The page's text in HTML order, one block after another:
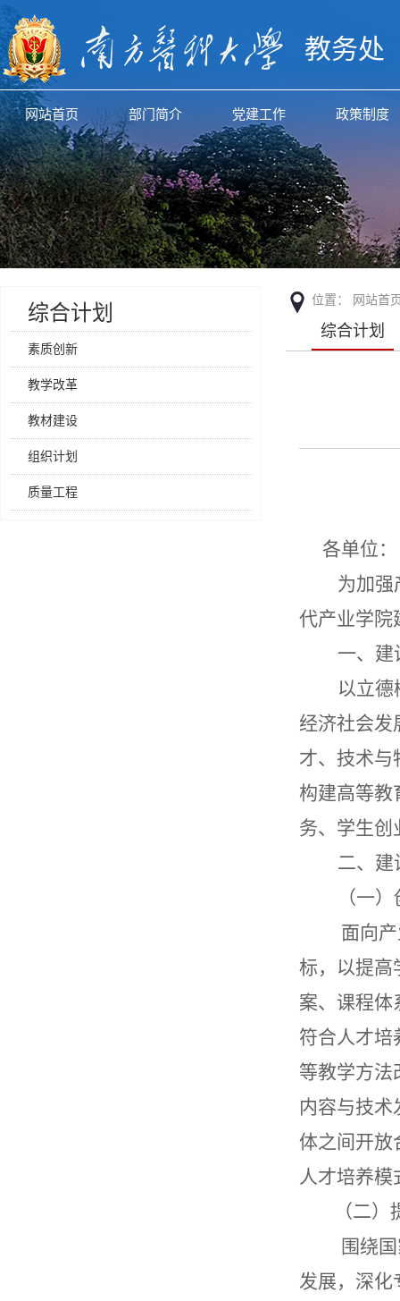
教务处
网站首页 部门简介 党建工作 政策制度
综合计划
素质创新
教学改革
教材建设
组织计划
质量工程
位置： 网站首
综合计划
各单位：
为加强
代产业学院
一、建
以立
经济社会发
才、技术与
构建高等教
务、学生创
二、建
（一
面向产
标，以提高
案、课程体
符合人才培
等教学方法
内容与技
体之间开放
人才培养模
（二
围绕国
发展，深化